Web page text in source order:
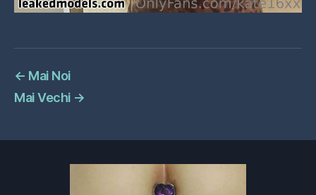
← Mai Noi
Mai Vechi →